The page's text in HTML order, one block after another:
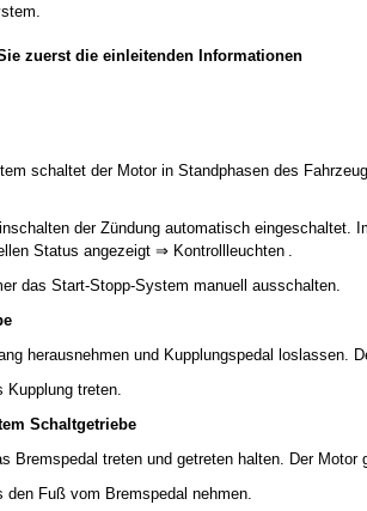
zuerst die einleitenden Informationen
schaltet der Motor in Standphasen des
der Zündung automatisch eingeschaltet.
Status angezeigt ⇒ Kontrollleuchten .
das Start-Stopp-System manuell ausschalten.
herausnehmen und Kupplungspedal loslassen.
Kupplung treten.
Schaltgetriebe
Bremspedal treten und getreten halten. Der Motor
den Fuß vom Bremspedal nehmen.